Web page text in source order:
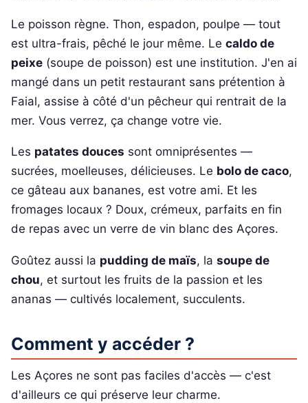
Le poisson règne. Thon, espadon, poulpe — tout
est ultra-frais, pêché le jour même. Le caldo de
peixe (soupe de poisson) est une institution. J'en ai
mangé dans un petit restaurant sans prétention à
Faial, assise à côté d'un pêcheur qui rentrait de la
mer. Vous verrez, ça change votre vie.
Les patates douces sont omniprésentes —
sucrées, moelleuses, délicieuses. Le bolo de caco,
ce gâteau aux bananes, est votre ami. Et les
fromages locaux ? Doux, crémeux, parfaits en fin
de repas avec un verre de vin blanc des Açores.
Goûtez aussi la pudding de maïs, la soupe de
chou, et surtout les fruits de la passion et les
ananas — cultivés localement, succulents.
Comment y accéder ?
Les Açores ne sont pas faciles d'accès — c'est
d'ailleurs ce qui préserve leur charme.